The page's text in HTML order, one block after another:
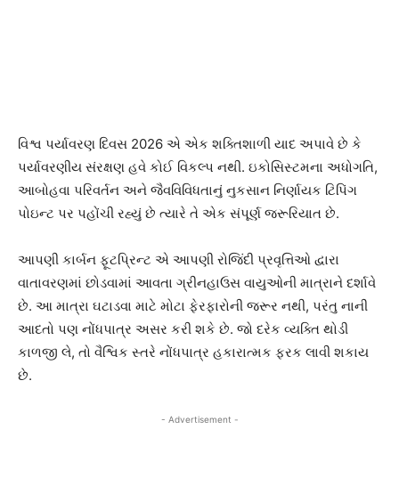
વિશ્વ પર્યાવરણ દિવસ 2026 એ એક શક્તિશાળી યાદ અપાવે છે કે
પર્યાવરણીય સંરક્ષણ હવે કોઈ વિકલ્પ નથી. ઇકોસિસ્ટમના અધોગતિ,
આબોહવા પરિવર્તન અને જૈવવિવિધતાનું નુકસાન નિર્ણાયક ટિપિંગ
પોઇન્ટ પર પહોંચી રહ્યું છે ત્યારે તે એક સંપૂર્ણ જરૂરિયાત છે.
આપણી કાર્બન ફૂટપ્રિન્ટ એ આપણી રોજિંદી પ્રવૃત્તિઓ દ્વારા
વાતાવરણમાં છોડવામાં આવતા ગ્રીનહાઉસ વાયુઓની માત્રાને દર્શાવે
છે. આ માત્રા ઘટાડવા માટે મોટા ફેરફારોની જરૂર નથી, પરંતુ નાની
આદતો પણ નોંધપાત્ર અસર કરી શકે છે. જો દરેક વ્યક્તિ થોડી
કાળજી લે, તો વૈશ્વિક સ્તરે નોંધપાત્ર હકારાત્મક ફરક લાવી શકાય
છે.
- Advertisement -